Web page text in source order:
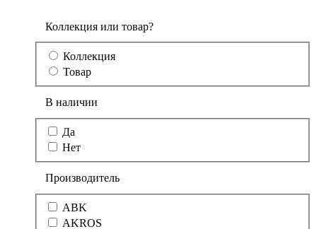
Коллекция или товар?
Коллекция
Товар
В наличии
Да
Нет
Производитель
ABK
AKROS